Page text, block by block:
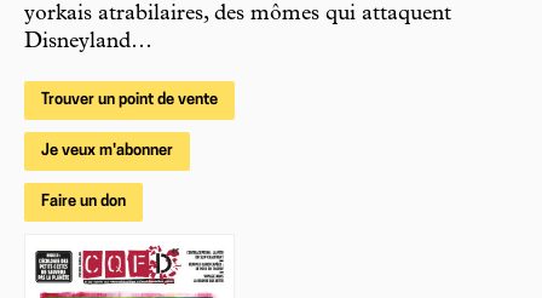
yorkais atrabilaires, des mômes qui attaquent
Disneyland…
Trouver un point de vente
Je veux m'abonner
Faire un don